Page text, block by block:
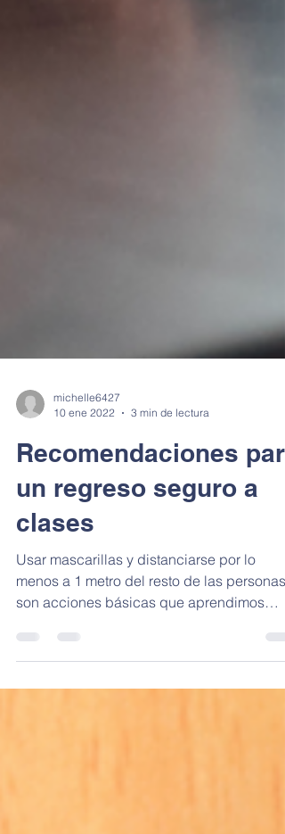
3 min de lectura
Recomendaciones para
un regreso seguro a
clases
Usar mascarillas y distanciarse por lo
menos a 1 metro del resto de las personas
son acciones básicas que aprendimos